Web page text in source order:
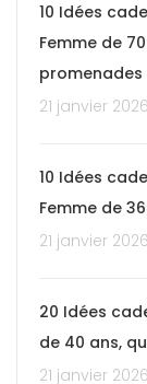
10 Idées
Femme de
promenades
21 janvier 2026
10 Idées
Femme de
21 janvier 2026
20 Idées
de 40 ans,
21 janvier 2026